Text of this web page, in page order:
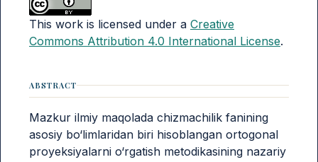
This work is licensed under a Creative
Commons Attribution 4.0 International License.
ABSTRACT
Mazkur ilmiy maqolada chizmachilik fanining
asosiy bo‘limlaridan biri hisoblangan ortogonal
proyeksiyalarni o‘rgatish metodikasining nazariy